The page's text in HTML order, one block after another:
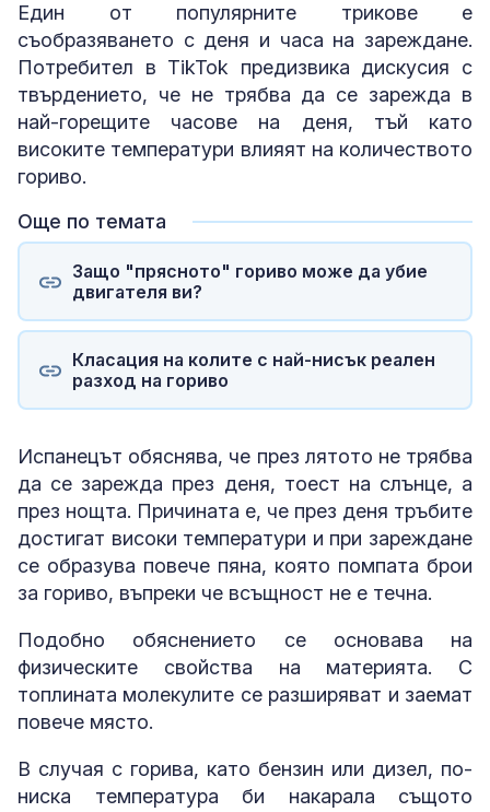
Един от популярните трикове е
съобразяването с деня и часа на зареждане.
Потребител в TikTok предизвика дискусия с
твърдението, че не трябва да се зарежда в
най-горещите часове на деня, тъй като
високите температури влияят на количеството
гориво.
Още по темата
Защо "прясното" гориво може да убие
двигателя ви?
Класация на колите с най-нисък реален
разход на гориво
Испанецът обяснява, че през лятото не трябва
да се зарежда през деня, тоест на слънце, а
през нощта. Причината е, че през деня тръбите
достигат високи температури и при зареждане
се образува повече пяна, която помпата брои
за гориво, въпреки че всъщност не е течна.
Подобно обяснението се основава на
физическите свойства на материята. С
топлината молекулите се разширяват и заемат
повече място.
В случая с горива, като бензин или дизел, по-
ниска температура би накарала същото